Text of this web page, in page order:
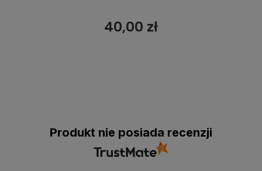
40,00 zł
Produkt nie posiada recenzji